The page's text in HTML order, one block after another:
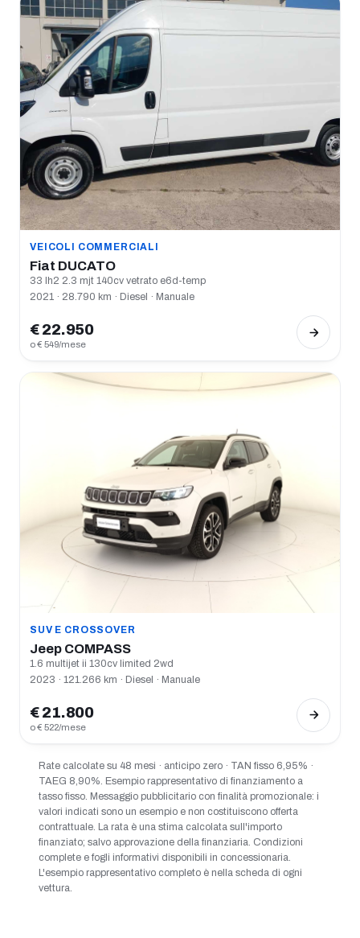
VEICOLI COMMERCIALI
Fiat DUCATO
33 lh2 2.3 mjt 140cv vetrato e6d-temp
2021 · 28.790 km · Diesel · Manuale
€ 22.950
o € 549/mese
SUV E CROSSOVER
Jeep COMPASS
1.6 multijet ii 130cv limited 2wd
2023 · 121.266 km · Diesel · Manuale
€ 21.800
o € 522/mese
Rate calcolate su 48 mesi · anticipo zero · TAN fisso 6,95% ·
TAEG 8,90%. Esempio rappresentativo di finanziamento a
tasso fisso. Messaggio pubblicitario con finalità promozionale: i
valori indicati sono un esempio e non costituiscono offerta
contrattuale. La rata è una stima calcolata sull'importo
finanziato; salvo approvazione della finanziaria. Condizioni
complete e fogli informativi disponibili in concessionaria.
L'esempio rappresentativo completo è nella scheda di ogni
vettura.